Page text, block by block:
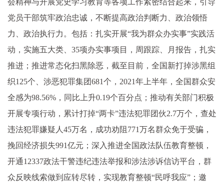
会精神与开展党史学习教育等各项工作紧密结合起来，引导
党员干部筑牢政治忠诚，不断提高政治判断力、政治领悟
力、政治执行力。包括：扎实开展“我为群众办实事”实践活
动，实施五大类、35项办实事项目，周跟踪、月报告，扎实
推进；推进常态化扫黑除恶，截至目前，全国新打掉涉黑组
织125个、涉恶犯罪集团681个，2021年上半年，全国群众安
全感为98.56%，同比上升0.19个百分点；推动有关部门积极
开展专项行动，累计打掉“两卡”违法犯罪团伙2.7万个，查处
违法犯罪嫌疑人45万名，成功劝阻771万名群众免于受骗，
挽回经济损失991亿元；深入推进全国政法队伍教育整顿，
开通12337政法干警违纪违法举报和涉法涉诉信访平台，群
众反映线索做到应转尽转，实现教育整顿“民呼我应”；邀